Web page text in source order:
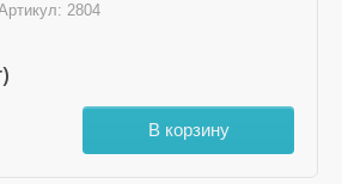
2804
В корзину